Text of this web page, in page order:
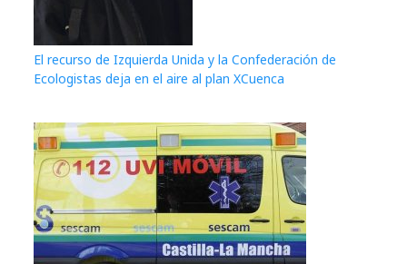
El recurso de Izquierda Unida y la Confederación de
Ecologistas deja en el aire al plan XCuenca